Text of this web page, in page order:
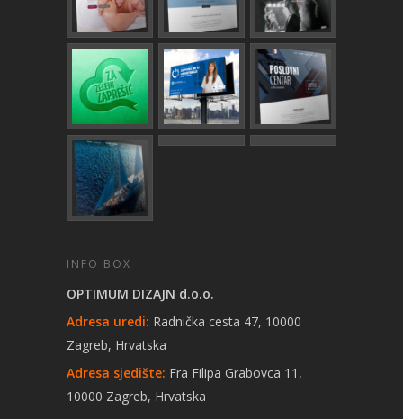
INFO BOX
OPTIMUM DIZAJN d.o.o.
Adresa uredi: Radnička cesta 47, 10000
Zagreb, Hrvatska
Adresa sjedište: Fra Filipa Grabovca 11,
10000 Zagreb, Hrvatska